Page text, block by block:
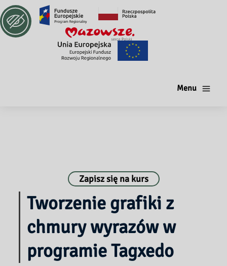
Menu
Tworzenie grafiki z
chmury wyrazów w
programie Tagxedo
Zapisz się na kurs